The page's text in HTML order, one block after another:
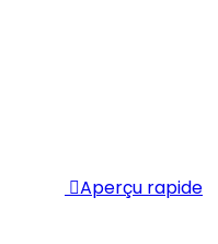
Aperçu rapide